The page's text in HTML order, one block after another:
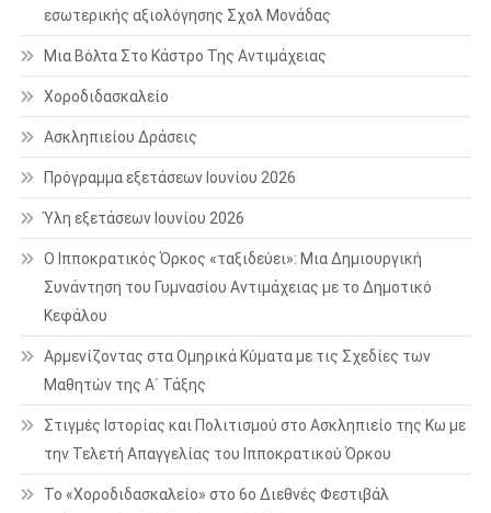
εσωτερικής αξιολόγησης Σχολ Μονάδας
Μια Βόλτα Στο Κάστρο Της Αντιμάχειας
Χοροδιδασκαλείο
Ασκληπιείου Δράσεις
Πρόγραμμα εξετάσεων Ιουνίου 2026
Ύλη εξετάσεων Ιουνίου 2026
Ο Ιπποκρατικός Όρκος «ταξιδεύει»: Μια Δημιουργική
Συνάντηση του Γυμνασίου Αντιμάχειας με το Δημοτικό
Κεφάλου
Αρμενίζοντας στα Ομηρικά Κύματα με τις Σχεδίες των
Μαθητών της Α΄ Τάξης
Στιγμές Ιστορίας και Πολιτισμού στο Ασκληπιείο της Κω με
την Τελετή Απαγγελίας του Ιπποκρατικού Όρκου
Το «Χοροδιδασκαλείο» στο 6ο Διεθνές Φεστιβάλ